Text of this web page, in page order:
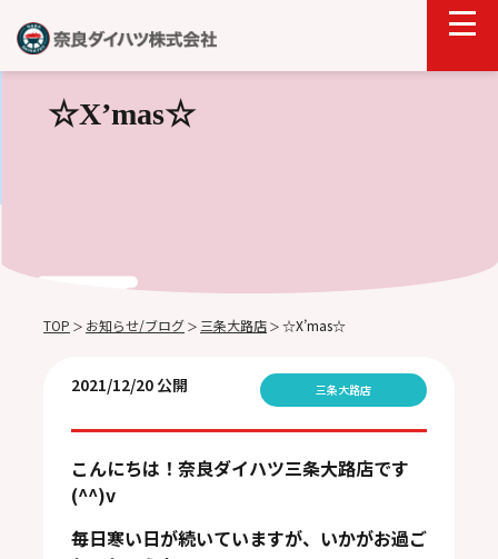
☆X’mas☆
TOP ＞ お知らせ/ブログ ＞ 三条大路店 ＞ ☆X’mas☆
2021/12/20 公開 三条大路店
こんにちは！ 奈良ダイハツ三条大路店です
(^^)v
毎日寒い日が続いていますが、いかがお過ご